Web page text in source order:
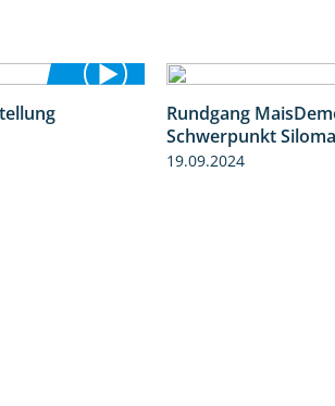
Rundgang
Schwerpunkt
19.09.2024